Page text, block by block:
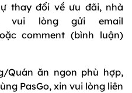
thay đổi về ưu đãi, nhà
vui lòng gửi email
comment (bình luận)
Quán ăn ngon phù hợp,
PasGo, xin vui lòng liên